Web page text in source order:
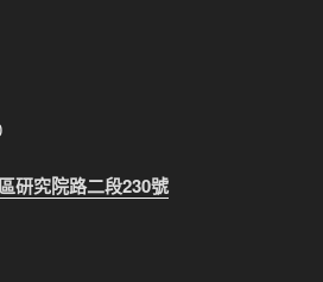
研究院路二段230號